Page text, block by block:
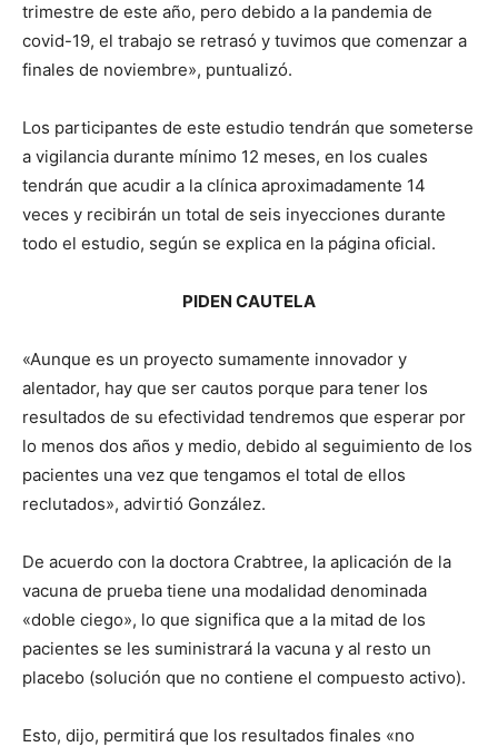
trimestre de este año, pero debido a la pandemia de
covid-19, el trabajo se retrasó y tuvimos que comenzar a
finales de noviembre», puntualizó.
Los participantes de este estudio tendrán que someterse
a vigilancia durante mínimo 12 meses, en los cuales
tendrán que acudir a la clínica aproximadamente 14
veces y recibirán un total de seis inyecciones durante
todo el estudio, según se explica en la página oficial.
PIDEN CAUTELA
«Aunque es un proyecto sumamente innovador y
alentador, hay que ser cautos porque para tener los
resultados de su efectividad tendremos que esperar por
lo menos dos años y medio, debido al seguimiento de los
pacientes una vez que tengamos el total de ellos
reclutados», advirtió González.
De acuerdo con la doctora Crabtree, la aplicación de la
vacuna de prueba tiene una modalidad denominada
«doble ciego», lo que significa que a la mitad de los
pacientes se les suministrará la vacuna y al resto un
placebo (solución que no contiene el compuesto activo).
Esto, dijo, permitirá que los resultados finales «no